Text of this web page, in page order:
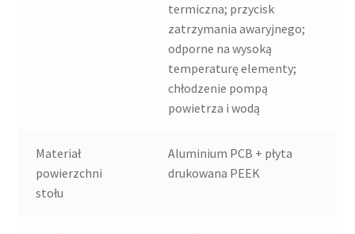
termiczna; przycisk
zatrzymania awaryjnego;
odporne na wysoką
temperaturę elementy;
chłodzenie pompą
powietrza i wodą
Materiał
powierzchni
stołu
Aluminium PCB + płyta
drukowana PEEK